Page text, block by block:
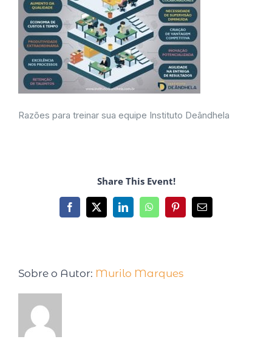
Razões para treinar sua equipe Instituto Deândhela
Share This Event!
Sobre o Autor: Murilo Marques